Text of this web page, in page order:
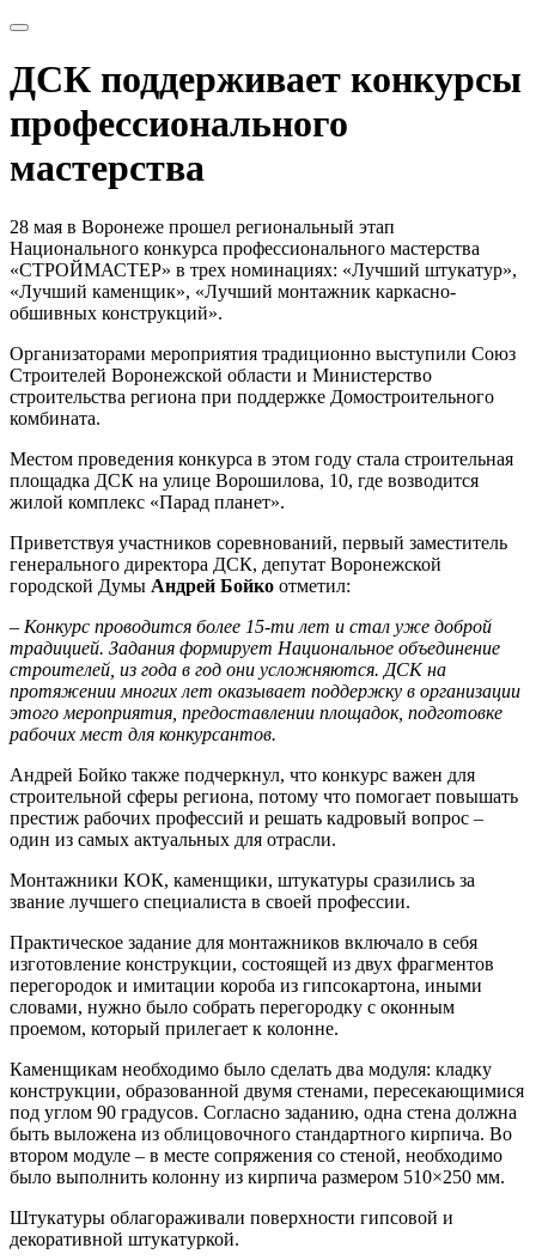
ДСК поддерживает конкурсы
профессионального
мастерства
28 мая в Воронеже прошел региональный этап
Национального конкурса профессионального мастерства
«СТРОЙМАСТЕР» в трех номинациях: «Лучший штукатур»,
«Лучший каменщик», «Лучший монтажник каркасно-
обшивных конструкций».
Организаторами мероприятия традиционно выступили Союз
Строителей Воронежской области и Министерство
строительства региона при поддержке Домостроительного
комбината.
Местом проведения конкурса в этом году стала строительная
площадка ДСК на улице Ворошилова, 10, где возводится
жилой комплекс «Парад планет».
Приветствуя участников соревнований, первый заместитель
генерального директора ДСК, депутат Воронежской
городской Думы Андрей Бойко отметил:
– Конкурс проводится более 15-ти лет и стал уже доброй
традицией. Задания формирует Национальное объединение
строителей, из года в год они усложняются. ДСК на
протяжении многих лет оказывает поддержку в организации
этого мероприятия, предоставлении площадок, подготовке
рабочих мест для конкурсантов.
Андрей Бойко также подчеркнул, что конкурс важен для
строительной сферы региона, потому что помогает повышать
престиж рабочих профессий и решать кадровый вопрос –
один из самых актуальных для отрасли.
Монтажники КОК, каменщики, штукатуры сразились за
звание лучшего специалиста в своей профессии.
Практическое задание для монтажников включало в себя
изготовление конструкции, состоящей из двух фрагментов
перегородок и имитации короба из гипсокартона, иными
словами, нужно было собрать перегородку с оконным
проемом, который прилегает к колонне.
Каменщикам необходимо было сделать два модуля: кладку
конструкции, образованной двумя стенами, пересекающимися
под углом 90 градусов. Согласно заданию, одна стена должна
быть выложена из облицовочного стандартного кирпича. Во
втором модуле – в месте сопряжения со стеной, необходимо
было выполнить колонну из кирпича размером 510×250 мм.
Штукатуры облагораживали поверхности гипсовой и
декоративной штукатуркой.